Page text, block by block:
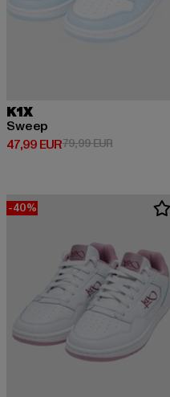
K1X
Sweep
47,99 EUR
Derzeitiger Preis: 47,99 EUR
79,99 EUR
-40%